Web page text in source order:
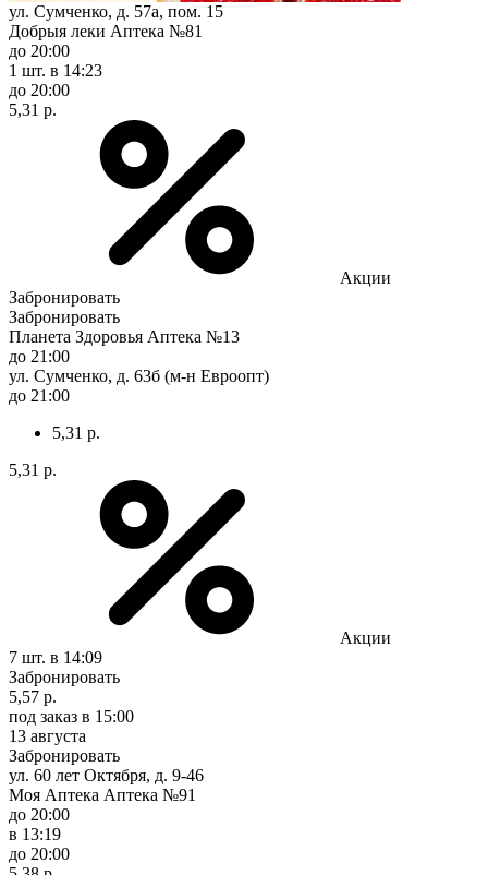
ул. Сумченко, д. 57а, пом. 15
Добрыя леки Аптека №81
до 20:00
1 шт. в 14:23
до 20:00
5,31 р.
Акции
Забронировать
Забронировать
Планета Здоровья Аптека №13
до 21:00
ул. Сумченко, д. 63б (м-н Евроопт)
до 21:00
5,31 р.
5,31 р.
Акции
7 шт. в 14:09
Забронировать
5,57 р.
под заказ в 15:00
13 августа
Забронировать
ул. 60 лет Октября, д. 9-46
Моя Аптека Аптека №91
до 20:00
в 13:19
до 20:00